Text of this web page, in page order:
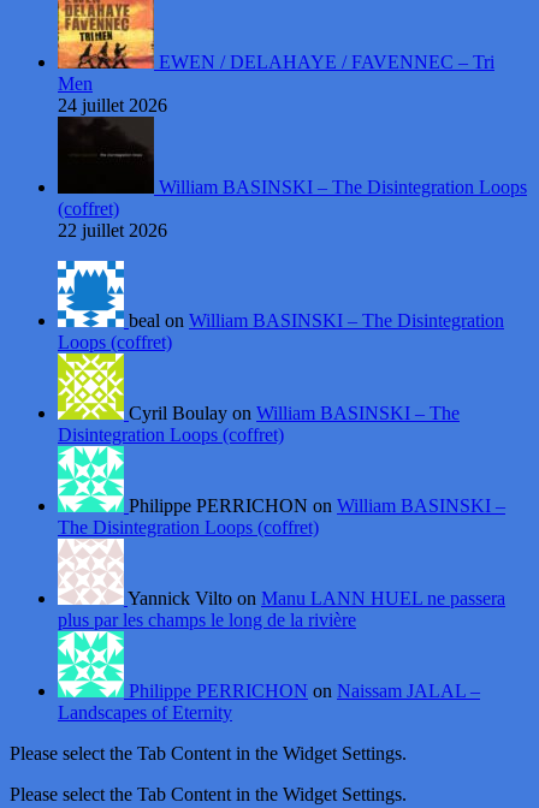
EWEN / DELAHAYE / FAVENNEC – Tri
Men
24 juillet 2026
William BASINSKI – The Disintegration Loops
(coffret)
22 juillet 2026
beal on William BASINSKI – The Disintegration
Loops (coffret)
Cyril Boulay on William BASINSKI – The
Disintegration Loops (coffret)
Philippe PERRICHON on William BASINSKI –
The Disintegration Loops (coffret)
Yannick Vilto on Manu LANN HUEL ne passera
plus par les champs le long de la rivière
Philippe PERRICHON on Naissam JALAL –
Landscapes of Eternity
Please select the Tab Content in the Widget Settings.
Please select the Tab Content in the Widget Settings.